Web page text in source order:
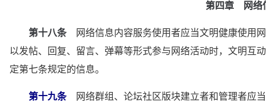
第四章　网络
第十八条 网络信息内容服务使用者应当文明健康使用
以发帖、回复、留言、弹幕等形式参与网络活动时，文明互
定第七条规定的信息。
第十九条 网络群组、论坛社区版块建立者和管理者应